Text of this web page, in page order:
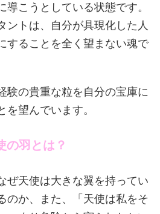
導こうとしている状態です。
ントは、自分が具現化した人
することを全く望まない魂で
験の貴重な粒を自分の宝庫に
望んでいます。
の羽とは？
ぜ天使は大きな翼を持ってい
のか、また、「天使は私をそ